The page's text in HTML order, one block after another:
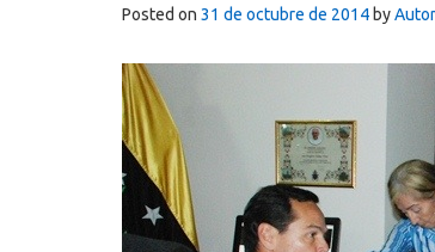
Posted on 31 de octubre de 2014 by